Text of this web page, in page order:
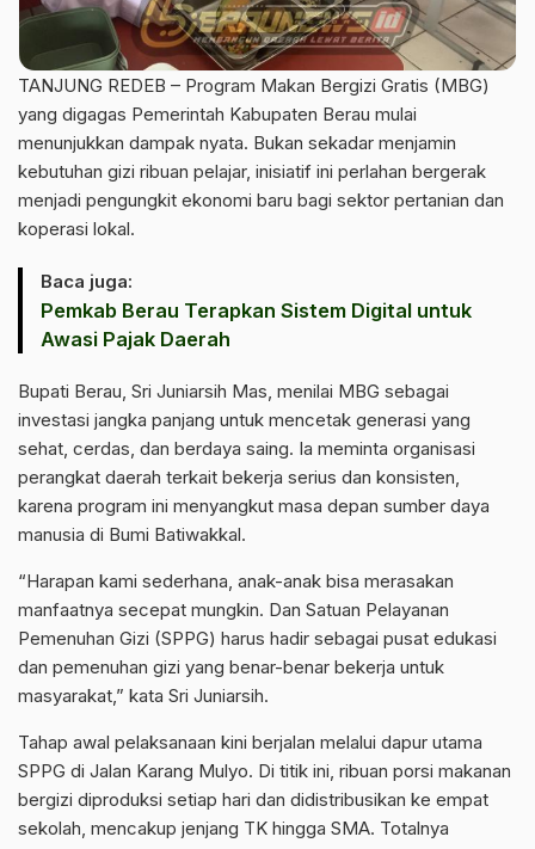
TANJUNG REDEB – Program Makan Bergizi Gratis (MBG)
yang digagas Pemerintah Kabupaten Berau mulai
menunjukkan dampak nyata. Bukan sekadar menjamin
kebutuhan gizi ribuan pelajar, inisiatif ini perlahan bergerak
menjadi pengungkit ekonomi baru bagi sektor pertanian dan
koperasi lokal.
Baca juga:
‎Pemkab Berau Terapkan Sistem Digital untuk
Awasi Pajak Daerah
Bupati Berau, Sri Juniarsih Mas, menilai MBG sebagai
investasi jangka panjang untuk mencetak generasi yang
sehat, cerdas, dan berdaya saing. Ia meminta organisasi
perangkat daerah terkait bekerja serius dan konsisten,
karena program ini menyangkut masa depan sumber daya
manusia di Bumi Batiwakkal.
“Harapan kami sederhana, anak-anak bisa merasakan
manfaatnya secepat mungkin. Dan Satuan Pelayanan
Pemenuhan Gizi (SPPG) harus hadir sebagai pusat edukasi
dan pemenuhan gizi yang benar-benar bekerja untuk
masyarakat,” kata Sri Juniarsih.
Tahap awal pelaksanaan kini berjalan melalui dapur utama
SPPG di Jalan Karang Mulyo. Di titik ini, ribuan porsi makanan
bergizi diproduksi setiap hari dan didistribusikan ke empat
sekolah, mencakup jenjang TK hingga SMA. Totalnya